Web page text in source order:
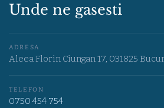
Unde ne gasesti
ADRESA
Aleea Florin Ciungan 17, 031825
TELEFON
0750 454 754